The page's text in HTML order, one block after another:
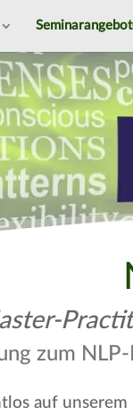
zum
auf unserem